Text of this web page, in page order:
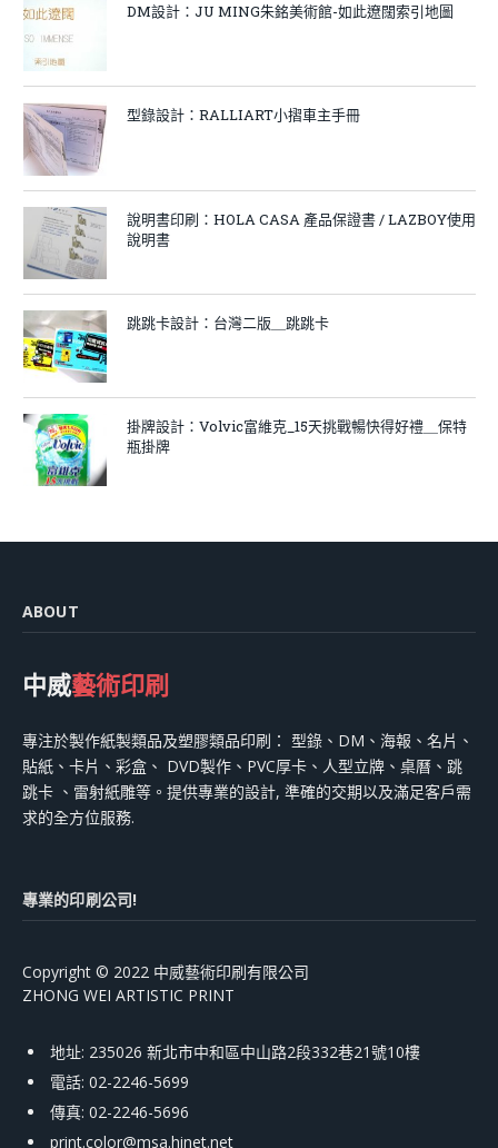
DM設計：JU MING朱銘美術館-如此遼闊索引地圖
型錄設計：RALLIART小摺車主手冊
說明書印刷：HOLA CASA 產品保證書 / LAZBOY使用
說明書
跳跳卡設計：台灣二版＿跳跳卡
掛牌設計：Volvic富維克_15天挑戰暢快得好禮＿保特
瓶掛牌
ABOUT
中威藝術印刷
專注於製作紙製類品及塑膠類品印刷： 型錄、DM、海報、名片、
貼紙、卡片、彩盒、 DVD製作、PVC厚卡、人型立牌、桌曆、跳
跳卡 、雷射紙雕等。提供專業的設計, 準確的交期以及滿足客戶需
求的全方位服務.
專業的印刷公司!
Copyright © 2022 中威藝術印刷有限公司
ZHONG WEI ARTISTIC PRINT
地址: 235026 新北市中和區中山路2段332巷21號10樓
電話: 02-2246-5699
傳真: 02-2246-5696
print.color@msa.hinet.net